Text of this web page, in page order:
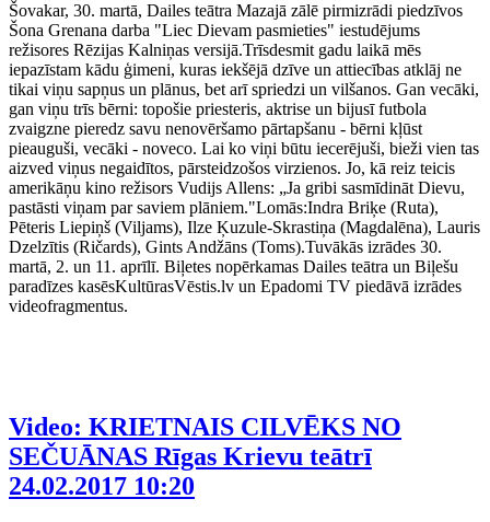
Šovakar, 30. martā, Dailes teātra Mazajā zālē pirmizrādi piedzīvos
Šona Grenana darba "Liec Dievam pasmieties" iestudējums
režisores Rēzijas Kalniņas versijā.Trīsdesmit gadu laikā mēs
iepazīstam kādu ģimeni, kuras iekšējā dzīve un attiecības atklāj ne
tikai viņu sapņus un plānus, bet arī spriedzi un vilšanos. Gan vecāki,
gan viņu trīs bērni: topošie priesteris, aktrise un bijusī futbola
zvaigzne pieredz savu nenovēršamo pārtapšanu - bērni kļūst
pieauguši, vecāki - noveco. Lai ko viņi būtu iecerējuši, bieži vien tas
aizved viņus negaidītos, pārsteidzošos virzienos. Jo, kā reiz teicis
amerikāņu kino režisors Vudijs Allens: „Ja gribi sasmīdināt Dievu,
pastāsti viņam par saviem plāniem."Lomās:Indra Briķe (Ruta),
Pēteris Liepiņš (Viljams), Ilze Ķuzule-Skrastiņa (Magdalēna), Lauris
Dzelzītis (Ričards), Gints Andžāns (Toms).Tuvākās izrādes 30.
martā, 2. un 11. aprīlī. Biļetes nopērkamas Dailes teātra un Biļešu
paradīzes kasēsKultūrasVēstis.lv un Epadomi TV piedāvā izrādes
videofragmentus.
Video: KRIETNAIS CILVĒKS NO
SEČUĀNAS Rīgas Krievu teātrī
24.02.2017 10:20